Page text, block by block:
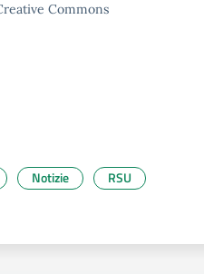
Commons
Notizie RSU